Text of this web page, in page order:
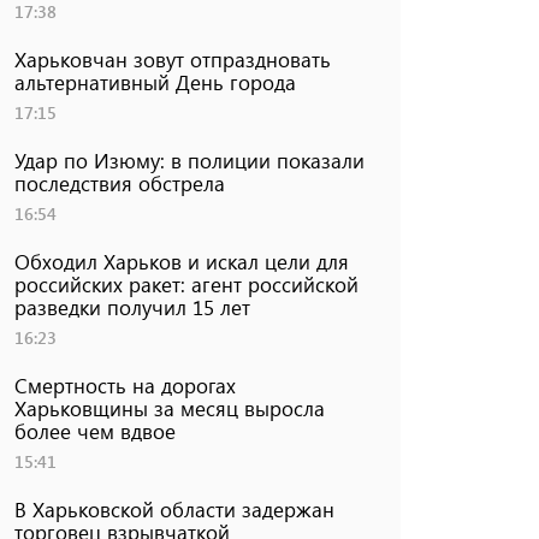
17:38
Харьковчан зовут отпраздновать
альтернативный День города
17:15
Удар по Изюму: в полиции показали
последствия обстрела
16:54
Обходил Харьков и искал цели для
российских ракет: агент российской
разведки получил 15 лет
16:23
Смертность на дорогах
Харьковщины за месяц выросла
более чем вдвое
15:41
В Харьковской области задержан
торговец взрывчаткой